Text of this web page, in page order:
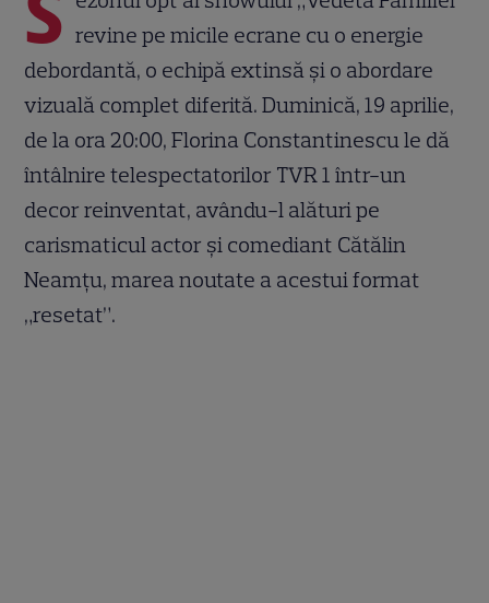
revine pe micile ecrane cu o energie
debordantă, o echipă extinsă și o abordare
vizuală complet diferită. Duminică, 19 aprilie,
de la ora 20:00, Florina Constantinescu le dă
întâlnire telespectatorilor TVR 1 într-un
decor reinventat, avându-l alături pe
carismaticul actor și comediant Cătălin
Neamțu, marea noutate a acestui format
„resetat”.